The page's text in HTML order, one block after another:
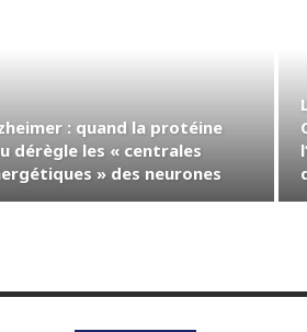
: quand la protéine
dérègle les « centrales
» des neurones